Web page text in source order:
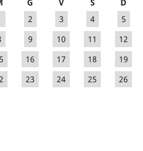
G V S
D
2 3 4
5
9 10 11
12
16 17 18
19
23 24 25
26